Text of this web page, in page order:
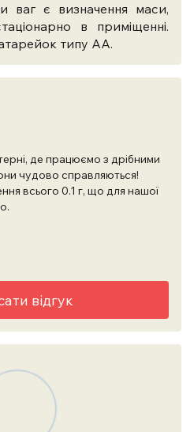
ваг є визначення маси,
в приміщенні.
типу АА.
де працюємо з дрібними
чудово справляються!
всього 0.1 г, що для нашої
відгук